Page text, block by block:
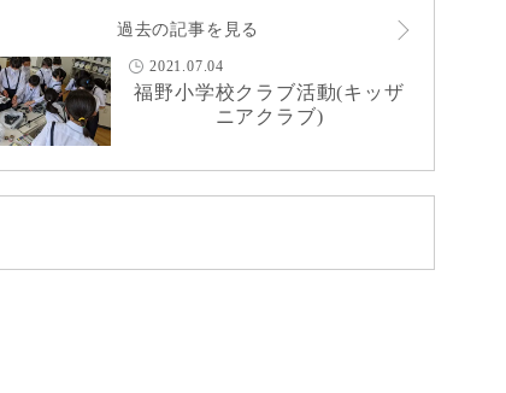
過去の記事を見る
2021.07.04
福野小学校クラブ活動(キッザ
ニアクラブ)